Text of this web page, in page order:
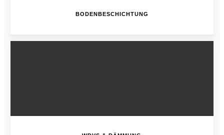
BODENBESCHICHTUNG